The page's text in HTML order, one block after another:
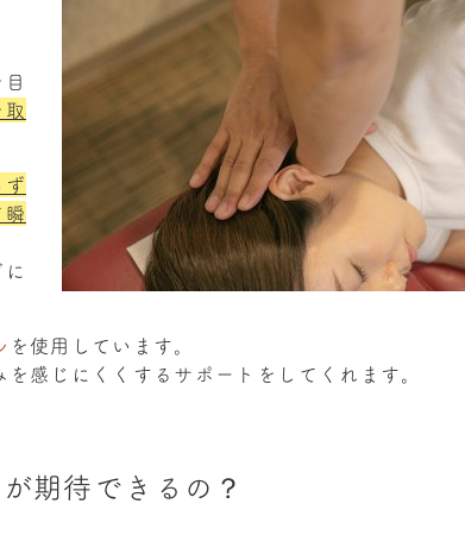
を使用しています。
感じにくくするサポートをしてくれます。
期待できるの？